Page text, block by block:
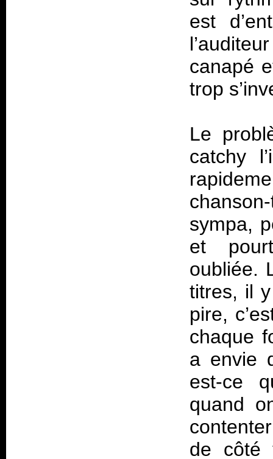
est
canapé
trop
Le
catchy
sympa,
et
oubliée.
titres, il
pire,
chaque
a envie
est-ce
quand
de côté